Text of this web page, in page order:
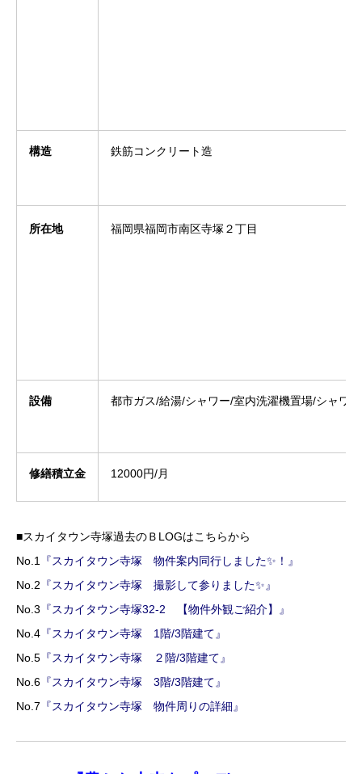
構造 鉄筋コンクリート造
所在地 福岡県福岡市南区寺塚２丁目
設備 都市ガス/給湯/シャワー/室内洗濯機置場/シャワ
修繕積立金 12000円/月
■スカイタウン寺塚過去のＢLOGはこちらから
No.1
『スカイタウン寺塚 物件案内同行しました✨！』
No.2 『スカイタウン寺塚 撮影して参りました✨』
No.3 『スカイタウン寺塚32-2 【物件外観ご紹介】』
No.4 『スカイタウン寺塚 1階/3階建て』
No.5 『スカイタウン寺塚 ２階/3階建て』
No.6 『スカイタウン寺塚 3階/3階建て』
No.7 『スカイタウン寺塚 物件周りの詳細』